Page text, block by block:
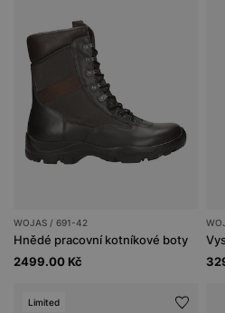
WOJAS / 691-42
Hnědé pracovní kotníkové boty
2499.00 Kč
Limited